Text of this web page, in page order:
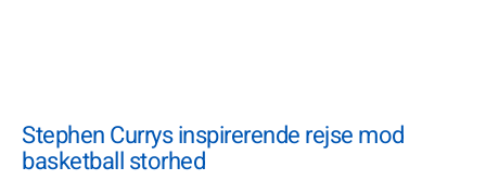
Stephen Currys inspirerende rejse mod
basketball storhed